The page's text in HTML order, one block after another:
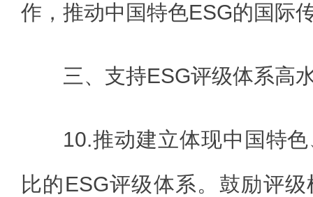
作，推动中国特色ESG的国际
三、支持ESG评级体系高
10.推动建立体现中国特
比的ESG评级体系。鼓励评